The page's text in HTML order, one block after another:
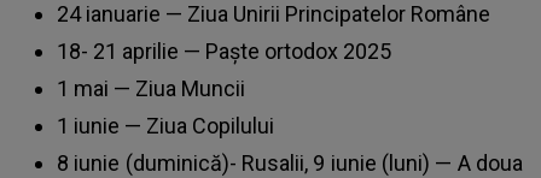
24 ianuarie — Ziua Unirii Principatelor Române
18- 21 aprilie — Paște ortodox 2025
1 mai — Ziua Muncii
1 iunie — Ziua Copilului
8 iunie (duminică)- Rusalii, 9 iunie (luni) — A doua